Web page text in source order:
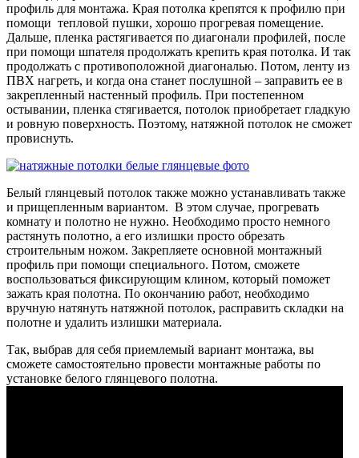
профиль для монтажа. Края потолка крепятся к профилю при
помощи тепловой пушки, хорошо прогревая помещение.
Дальше, пленка растягивается по диагонали профилей, после
при помощи шпателя продолжать крепить края потолка. И так
продолжать с противоположной диагональю. Потом, ленту из
ПВХ нагреть, и когда она станет послушной – заправить ее в
закрепленный настенный профиль. При постепенном
остывании, пленка стягивается, потолок приобретает гладкую
и ровную поверхность. Поэтому, натяжной потолок не сможет
провиснуть.
Белый глянцевый потолок также можно устанавливать также
и прищепленным вариантом. В этом случае, прогревать
комнату и полотно не нужно. Необходимо просто немного
растянуть полотно, а его излишки просто обрезать
строительным ножом. Закрепляете основной монтажный
профиль при помощи специального. Потом, сможете
воспользоваться фиксирующим клином, который поможет
зажать края полотна. По окончанию работ, необходимо
вручную натянуть натяжной потолок, расправить складки на
полотне и удалить излишки материала.
Так, выбрав для себя приемлемый вариант монтажа, вы
сможете самостоятельно провести монтажные работы по
установке белого глянцевого полотна.